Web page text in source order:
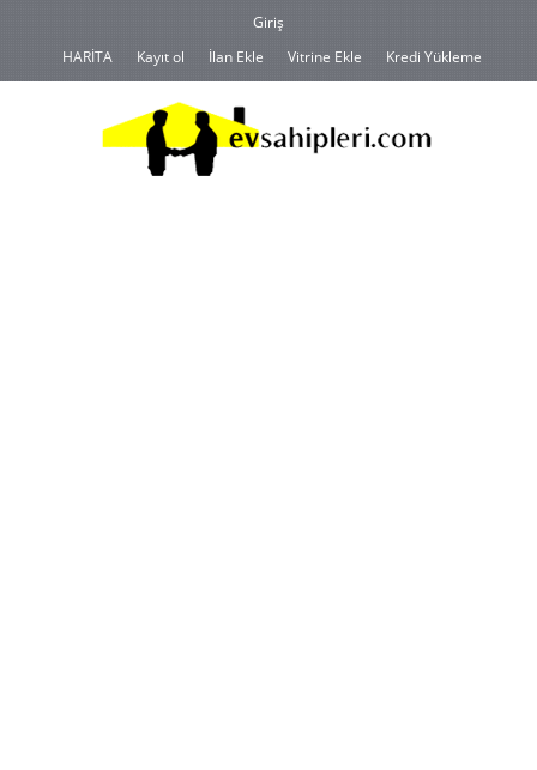
Giriş
HARİTA
Kayıt ol İlan Ekle Vitrine Ekle Kredi Yükleme